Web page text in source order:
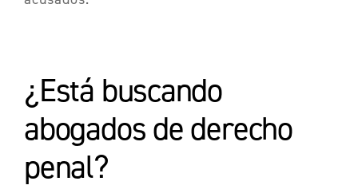
¿Está buscando
abogados de derecho
penal?